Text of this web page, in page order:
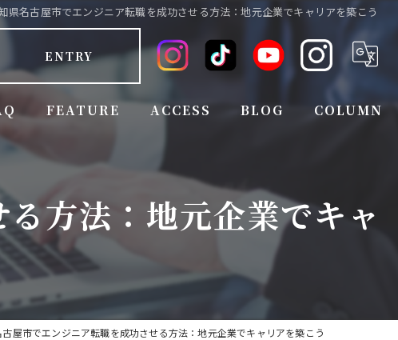
県名古屋市でエンジニア転職を成功させる方法：地元企業でキャリアを築こう
ENTRY
FEATURE
FULL TIME EMPLOYEE
EMPLOYEE BENEFITS
EXPERIENCED
INEXPERIENCED
JOB CHANGE
ACCESS BLOG COLUMN
方法：地元企業でキャ
古屋市でエンジニア転職を成功させる方法：地元企業でキャリアを築こう